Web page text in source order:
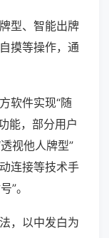
型、智能出牌
摸等操作，通
软件实现“随
能，部分用户
视他人牌型”
连接等技术手
”。
，以中发白为